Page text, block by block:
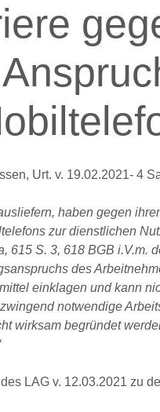
Urt. v. 19.02.2021- 4
haben gegen
zur dienstlichen
S. 3, 618 BGB i.V.m.
des
einklagen und kann
notwendige
wirksam begründet
LAG v. 12.03.2021 zu